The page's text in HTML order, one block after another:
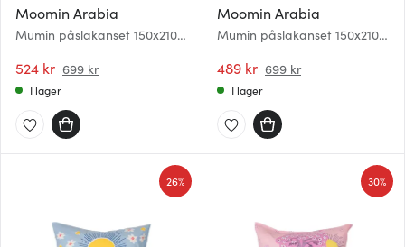
Moomin Arabia
Mumin påslakanset 150x210
524 kr 699 kr
I lager
Moomin Arabia
Mumin påslakanset 150x210
489 kr 699 kr
I lager
26% 30%